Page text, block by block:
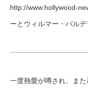
http://www.hollywood-
ーとウィルマー・バル
一度熱愛が噂され、ま